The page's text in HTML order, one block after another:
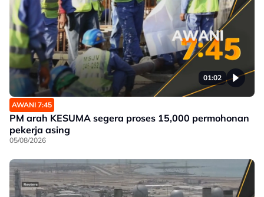
01:02
AWANI 7:45
PM arah KESUMA segera proses 15,000 permohonan
pekerja asing
05/08/2026